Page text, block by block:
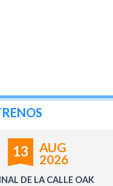
13
AUG
2026
DE LA CALLE OAK